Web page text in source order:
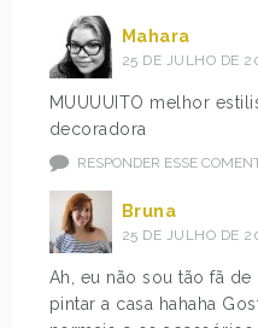
Mahara
25 DE JULHO DE
MUUUUITO melhor
decoradora
RESPONDER ESSE
Bruna
25 DE JULHO DE
Ah, eu não sou tão fã de
pintar a casa hahaha